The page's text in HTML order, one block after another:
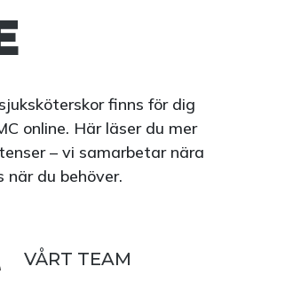
finns för dig
online. Här läser du mer
– vi samarbetar nära
du behöver.
VÅRT TEAM